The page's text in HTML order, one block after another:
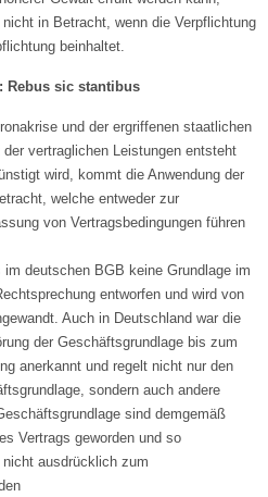
in Betracht, wenn die Verpflichtung
beinhaltet.
Rebus sic stantibus
und der ergriffenen staatlichen
vertraglichen Leistungen entsteht
wird, kommt die Anwendung der
welche entweder zur
von Vertragsbedingungen führen
deutschen BGB keine Grundlage im
entworfen und wird von
Auch in Deutschland war die
der Geschäftsgrundlage bis zum
anerkannt und regelt nicht nur den
sondern auch andere
sind demgemäß
Vertrags geworden und so
ausdrücklich zum